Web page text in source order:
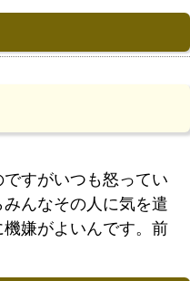
すがいつも怒ってい
んなその人に気を遣
嫌がよいんです。前